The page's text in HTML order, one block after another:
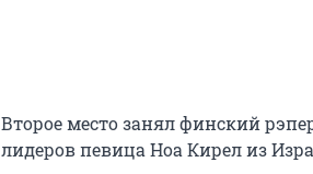
Второе место занял финский
лидеров певица Ноа Кирел из